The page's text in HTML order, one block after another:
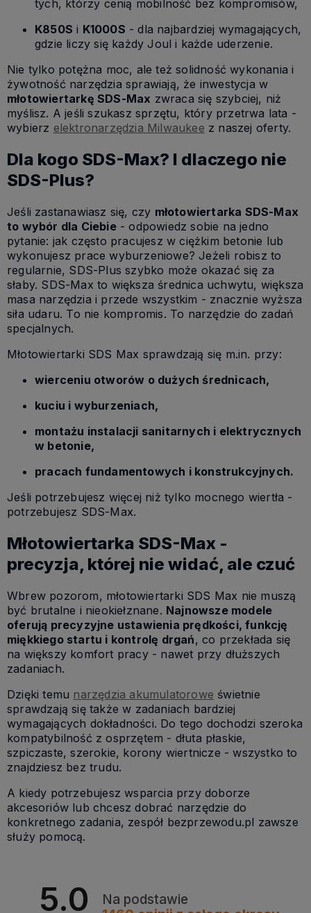
tych, którzy cenią mobilność bez kompromisów,
K850S i K1000S - dla najbardziej wymagających,
gdzie liczy się każdy Joul i każde uderzenie.
Nie tylko potężna moc, ale też solidność wykonania i
żywotność narzędzia sprawiają, że inwestycja w
młotowiertarkę SDS-Max zwraca się szybciej, niż
myślisz. A jeśli szukasz sprzętu, który przetrwa lata -
wybierz elektronarzędzia Milwaukee z naszej oferty.
Dla kogo SDS-Max? I dlaczego nie
SDS-Plus?
Jeśli zastanawiasz się, czy młotowiertarka SDS-Max
to wybór dla Ciebie- odpowiedz sobie na jedno
pytanie: jak często pracujesz w ciężkim betonie lub
wykonujesz prace wyburzeniowe? Jeżeli robisz to
regularnie, SDS-Plus szybko może okazać się za
słaby. SDS-Max to większa średnica uchwytu, większa
masa narzędzia i przede wszystkim - znacznie wyższa
siła udaru. To nie kompromis. To narzędzie do zadań
specjalnych.
Młotowiertarki SDS Max sprawdzają się m.in. przy:
wierceniu otworów o dużych średnicach,
kuciu i wyburzeniach,
montażu instalacji sanitarnych i elektrycznych
w betonie,
pracach fundamentowych i konstrukcyjnych.
Jeśli potrzebujesz więcej niż tylko mocnego wiertła -
potrzebujesz SDS-Max.
Młotowiertarka SDS-Max -
precyzja, której nie widać, ale czuć
Wbrew pozorom, młotowiertarki SDS Max nie muszą
być brutalne i nieokiełznane. Najnowsze modele
oferują precyzyjne ustawienia prędkości, funkcję
miękkiego startu i kontrolę drgań, co przekłada się
na większy komfort pracy - nawet przy dłuższych
zadaniach.
Dzięki temu narzędzia akumulatorowe świetnie
sprawdzają się także w zadaniach bardziej
wymagających dokładności. Do tego dochodzi szeroka
kompatybilność z osprzętem - dłuta płaskie,
szpiczaste, szerokie, korony wiertnicze - wszystko to
znajdziesz bez trudu.
A kiedy potrzebujesz wsparcia przy doborze
akcesoriów lub chcesz dobrać narzędzie do
konkretnego zadania, zespół bezprzewodu.pl zawsze
służy pomocą.
5.0
Na podstawie